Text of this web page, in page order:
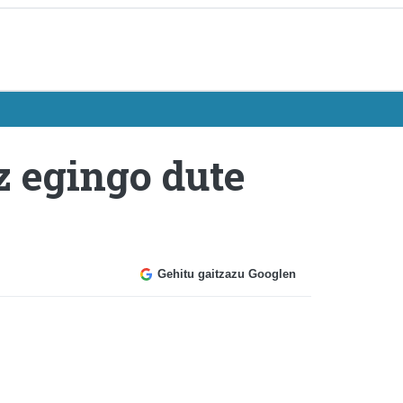
egingo dute
Gehitu gaitzazu Googlen